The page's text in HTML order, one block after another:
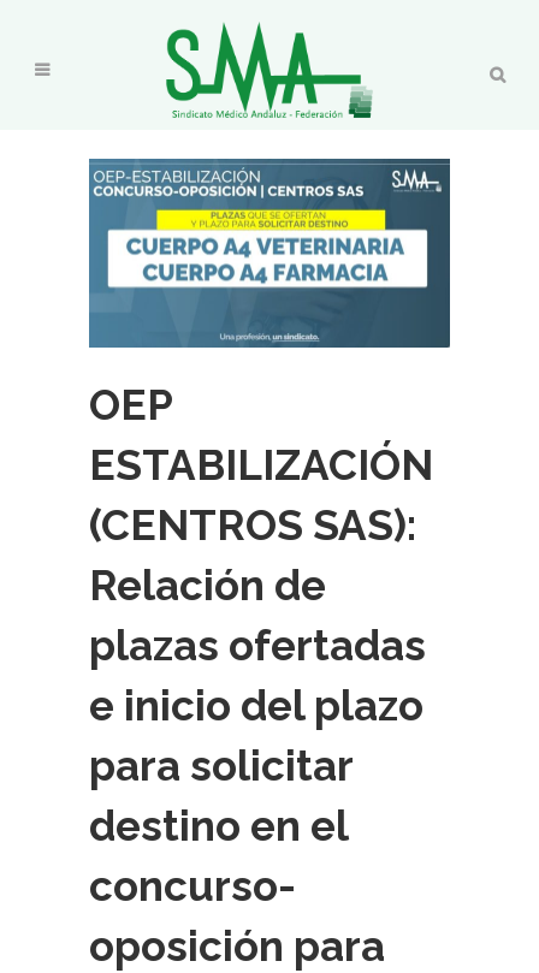
OEP
ESTABILIZACIÓN
(CENTROS SAS):
Relación de
plazas ofertadas
e inicio del plazo
para solicitar
destino en el
concurso-
oposición para